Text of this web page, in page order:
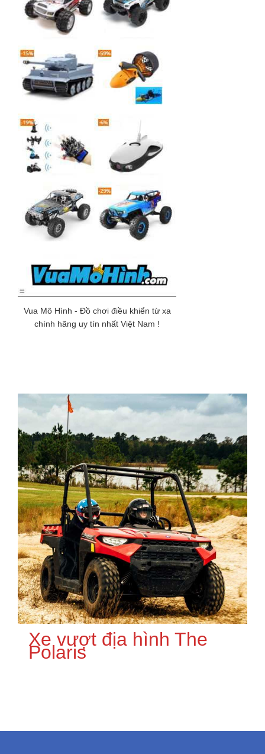
Vua Mô Hình - Đồ chơi điều khiển từ xa
chính hãng uy tín nhất Việt Nam !
Xe vượt địa hình The
Polaris